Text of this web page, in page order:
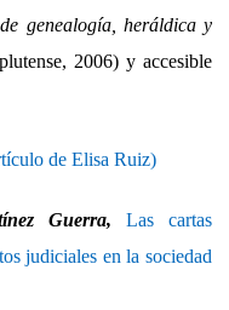
genealogía, heráldica y
2006) y accesible
de Elisa Ruiz)
Guerra, Las cartas
judiciales en la sociedad